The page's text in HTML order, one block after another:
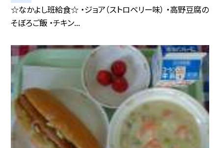
☆なかよし班給食☆ ・ジョア（ストロベリー味） ・高野豆腐の
そぼろご飯 ・チキン...